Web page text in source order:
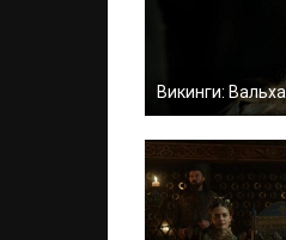
Викинги: